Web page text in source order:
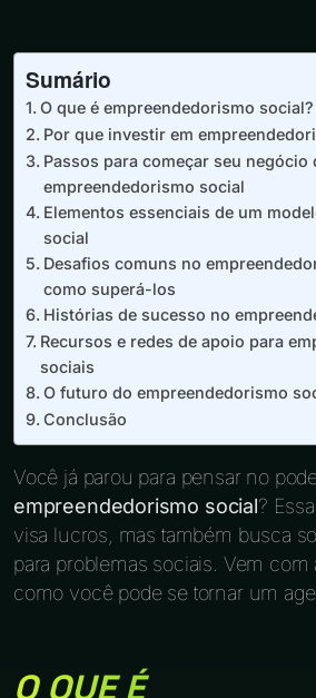
Sumário
O que é empreendedorismo social?
Por que investir em
Passos para começar seu negócio
empreendedorismo social
Elementos essenciais de um
social
Desafios comuns no
como superá-los
Histórias de sucesso no
Recursos e redes de apoio para
sociais
O futuro do empreendedorismo
Conclusão
Você já parou para pensar no
empreendedorismo social?
visa lucros, mas também busca
para problemas sociais. Vem
como você pode se tornar um
O QUE É